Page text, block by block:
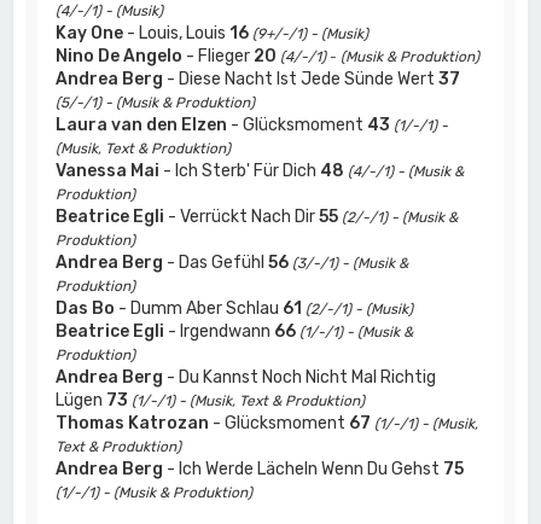
(4/-/1) - (Musik)
Kay One - Louis, Louis 16 (9+/-/1) - (Musik)
Nino De Angelo - Flieger 20 (4/-/1)- (Musik & Produktion)
Andrea Berg - Diese Nacht Ist Jede Sünde Wert37
(5/-/1) - (Musik & Produktion)
Laura van den Elzen - Glücksmoment 43 (1/-/1) -
(Musik, Text & Produktion)
Vanessa Mai - Ich Sterb' Für Dich 48 (4/-/1) - (Musik &
Produktion)
Beatrice Egli - Verrückt Nach Dir55 (2/-/1) - (Musik &
Produktion)
Andrea Berg - Das Gefühl56 (3/-/1) - (Musik &
Produktion)
Das Bo - Dumm Aber Schlau 61 (2/-/1) - (Musik)
Beatrice Egli - Irgendwann 66 (1/-/1) - (Musik &
Produktion)
Andrea Berg - Du Kannst Noch Nicht Mal Richtig
Lügen 73 (1/-/1) - (Musik, Text & Produktion)
Thomas Katrozan - Glücksmoment 67 (1/-/1) - (Musik,
Text & Produktion)
Andrea Berg - Ich Werde Lächeln Wenn Du Gehst 75
(1/-/1) - (Musik & Produktion)